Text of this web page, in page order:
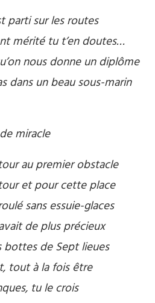
parti sur les routes
mérité tu t’en doutes…
nous donne un diplôme
dans un beau sous-marin
miracle
au premier obstacle
et pour cette place
sans essuie-glaces
de plus précieux
bottes de Sept lieues
tout à la fois être
tu le crois